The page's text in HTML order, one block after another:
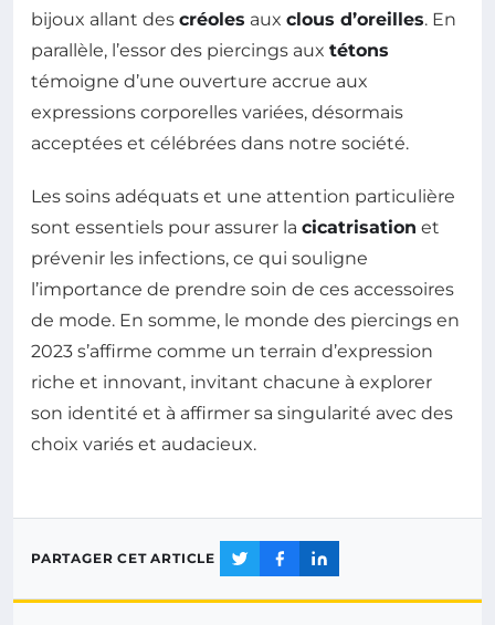
bijoux allant des créoles aux clous d’oreilles. En
parallèle, l’essor des piercings aux tétons
témoigne d’une ouverture accrue aux
expressions corporelles variées, désormais
acceptées et célébrées dans notre société.
Les soins adéquats et une attention particulière
sont essentiels pour assurer la cicatrisation et
prévenir les infections, ce qui souligne
l’importance de prendre soin de ces accessoires
de mode. En somme, le monde des piercings en
2023 s’affirme comme un terrain d’expression
riche et innovant, invitant chacune à explorer
son identité et à affirmer sa singularité avec des
choix variés et audacieux.
PARTAGER CET ARTICLE